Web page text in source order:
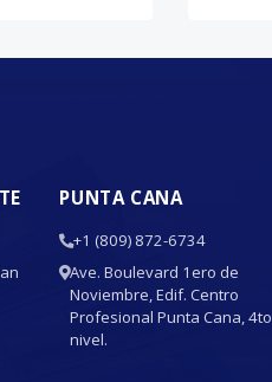
PUNTA CANA
+1 (809) 872-6734
Ave. Boulevard 1ero de
Noviembre, Edif. Centro
Profesional Punta Cana, 4to
nivel.